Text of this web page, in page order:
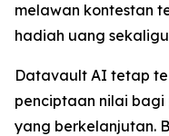
melawan kontestan
hadiah uang
Datavault AI tetap
penciptaan nilai bagi
yang berkelanjutan.